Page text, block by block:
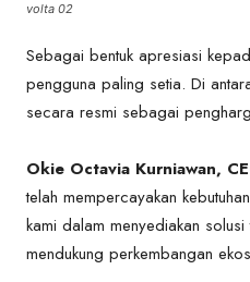
volta 02
Sebagai bentuk apresiasi
pengguna paling setia. Di
secara resmi sebagai
Okie Octavia Kurniawan,
telah mempercayakan
kami dalam menyediakan
mendukung perkembangan